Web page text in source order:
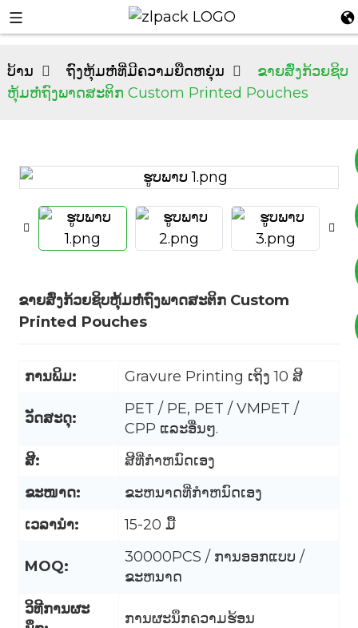
+8617753933792
ບ້ານ ຖົງຫຸ້ມຫໍ່ທີ່ມີຄວາມຍືດຫຍຸ່ນ
ຂາຍສົ່ງກ້ວຍຊິບ
ຫຸ້ມຫໍ່ຖົງພາດສະຕິກ Custom Printed Pouches
ຂາຍສົ່ງກ້ວຍຊິບຫຸ້ມຫໍ່ຖົງພາດສະຕິກ Custom
Printed Pouches
ການພິມ: Gravure Printing ເຖິງ 10 ສີ
ວັດສະດຸ:
PET / PE, PET / VMPET /
CPP ແລະອື່ນໆ.
ສີ:
ສີທີ່ກໍາຫນົດເອງ
ຂະໜາດ:
ຂະຫນາດທີ່ກໍາຫນົດເອງ
ເວລານໍາ:
15-20 ມື້
MOQ:
30000PCS / ການອອກແບບ /
ຂະຫນາດ
ວິທີການຜະ
ການຜະນຶກຄວາມຮ້ອນ